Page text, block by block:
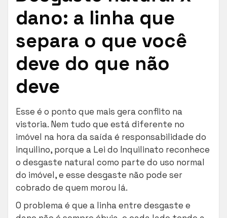
dano: a linha que
separa o que você
deve do que não
deve
Esse é o ponto que mais gera conflito na
vistoria. Nem tudo que está diferente no
imóvel na hora da saída é responsabilidade do
inquilino, porque a Lei do Inquilinato reconhece
o desgaste natural como parte do uso normal
do imóvel, e esse desgaste não pode ser
cobrado de quem morou lá.
O problema é que a linha entre desgaste e